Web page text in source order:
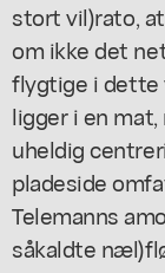
stort vil)rato,
om ikke det
flygtige i dette
ligger i en
uheldig
pladeside
Telemanns
såkaldte